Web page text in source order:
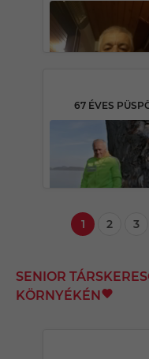
67 ÉVES
1 2 3
SENIOR
KÖRNYÉKÉN